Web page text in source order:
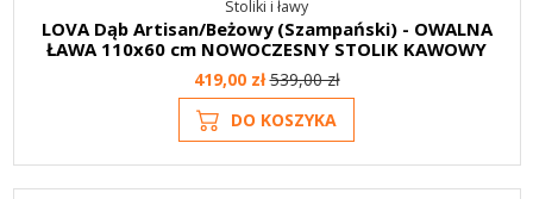
Stoliki i ławy
LOVA Dąb Artisan/Beżowy (Szampański) - OWALNA
ŁAWA 110x60 cm NOWOCZESNY STOLIK KAWOWY
419,00 zł539,00 zł
DO KOSZYKA